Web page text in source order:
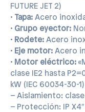
FUTURE JET 2)
• Tapa: Acero
• Grupo eyector:
• Rodete: Acero
• Eje motor: Acero
• Motor eléctrico:
clase IE2 hasta
kW (IEC 60034-30-1)
– Aislamiento: clase
– Protección: IP X4″